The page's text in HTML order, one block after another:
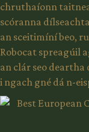
chruthaíonn
scóranna
an sceitimíní beo,
Robocat spreagúil
an clár seo
i ngach gné dá n-